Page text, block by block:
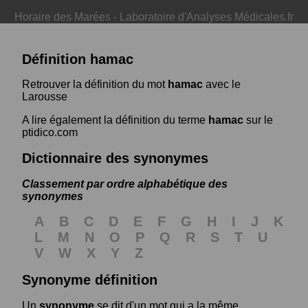
Horaire des Marées - Laboratoire d'Analyses Médicales.fr
Définition hamac
Retrouver la définition du mot hamac avec le
Larousse
A lire également la définition du terme hamac sur le
ptidico.com
Dictionnaire des synonymes
Classement par ordre alphabétique des
synonymes
A B C D E F G H I J
K
L
M N O P Q R S T
U
V
W X Y
Z
Synonyme définition
Un synonyme se dit d'un mot qui a la même